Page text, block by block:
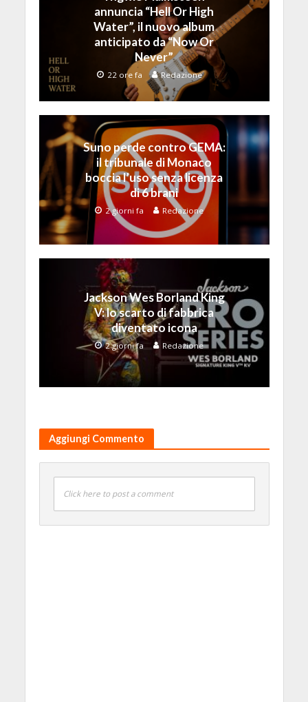
annuncia “Hell Or High
Water”, il nuovo album
anticipato da “Now Or
Never”
22 ore fa Redazione
Suno perde contro GEMA:
il tribunale di Monaco
boccia l’uso senza licenza
di 6 brani
2 giorni fa Redazione
Jackson Wes Borland King
V: lo scarto di fabbrica
diventato icona
2 giorni fa Redazione
Aggiungi Commento
Click here to post a comment